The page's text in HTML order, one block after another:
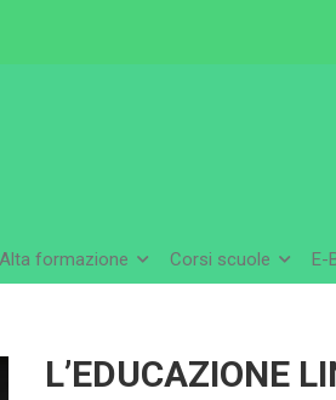
Alta formazione Corsi scuole E-
L’EDUCAZIONE